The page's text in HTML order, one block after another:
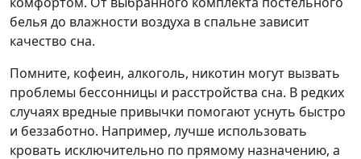
белья до влажности воздуха в спальне зависит
качество сна.
Помните, кофеин, алкоголь, никотин могут вызвать
проблемы бессонницы и расстройства сна. В редких
случаях вредные привычки помогают уснуть быстро
и беззаботно. Например, лучше использовать
кровать исключительно по прямому назначению, а